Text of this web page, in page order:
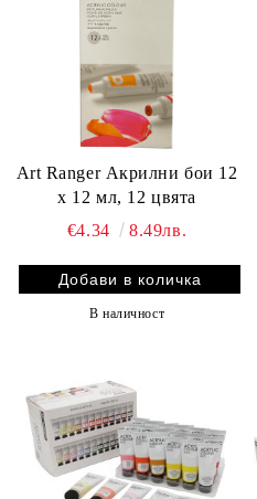
Art Ranger Акрилни бои 12
х 12 мл, 12 цвята
€4.34
8.49лв.
В наличност